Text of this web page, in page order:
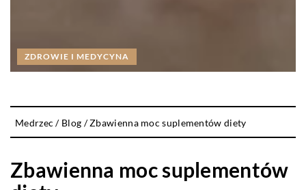
ZDROWIE I MEDYCYNA
Medrzec / Blog /Zbawienna moc suplementów diety
Zbawienna moc suplementów